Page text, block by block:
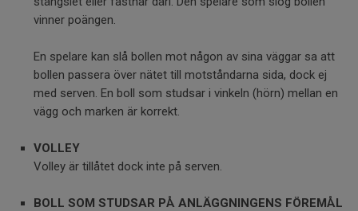
vinner poängen.
En spelare kan slå bollen mot någon av sina väggar sa att
bollen passera över nätet till motståndarna sida, dock ej
med serven. En boll som studsar i vinkeln (hörn) mellan en
vägg och marken är korrekt.
VOLLEY
Volley är tillåtet dock inte på serven.
BOLL SOM STUDSAR PÅ ANLÄGGNINGENS FÖREMÅL